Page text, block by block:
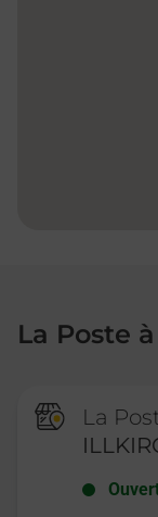
La Poste
La